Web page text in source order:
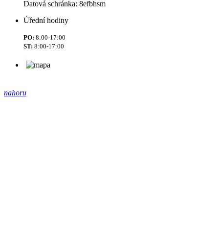
Datová schránka: 8efbhsm
Úřední hodiny
PO: 8:00-17:00
ST: 8:00-17:00
nahoru